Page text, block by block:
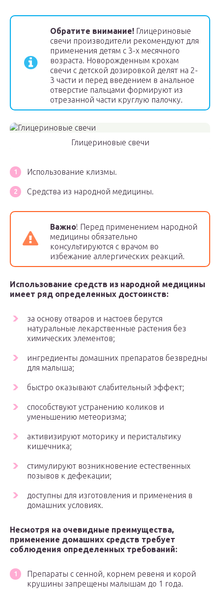
Обратите внимание! Глицериновые
свечи производители рекомендуют для
применения детям с 3-х месячного
возраста. Новорожденным крохам
свечи с детской дозировкой делят на 2-
3 части и перед введением в анальное
отверстие пальцами формируют из
отрезанной части круглую палочку.
Глицериновые свечи
Использование клизмы.
Средства из народной медицины.
Важно! Перед применением народной
медицины обязательно
консультируются с врачом во
избежание аллергических реакций.
Использование средств из народной медицины
имеет ряд определенных достоинств:
за основу отваров и настоев берутся
натуральные лекарственные растения без
химических элементов;
ингредиенты домашних препаратов безвредны
для малыша;
быстро оказывают слабительный эффект;
способствуют устранению коликов и
уменьшению метеоризма;
активизируют моторику и перистальтику
кишечника;
стимулируют возникновение естественных
позывов к дефекации;
доступны для изготовления и применения в
домашних условиях.
Несмотря на очевидные преимущества,
применение домашних средств требует
соблюдения определенных требований:
Препараты с сенной, корнем ревеня и корой
крушины запрещены малышам до 1 года.